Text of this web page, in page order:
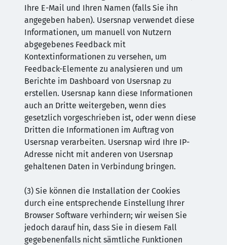
Ihre E-Mail und Ihren Namen (falls Sie ihn
angegeben haben). Usersnap verwendet diese
Informationen, um manuell von Nutzern
abgegebenes Feedback mit
Kontextinformationen zu versehen, um
Feedback-Elemente zu analysieren und um
Berichte im Dashboard von Usersnap zu
erstellen. Usersnap kann diese Informationen
auch an Dritte weitergeben, wenn dies
gesetzlich vorgeschrieben ist, oder wenn diese
Dritten die Informationen im Auftrag von
Usersnap verarbeiten. Usersnap wird Ihre IP-
Adresse nicht mit anderen von Usersnap
gehaltenen Daten in Verbindung bringen.
(3) Sie können die Installation der Cookies
durch eine entsprechende Einstellung Ihrer
Browser Software verhindern; wir weisen Sie
jedoch darauf hin, dass Sie in diesem Fall
gegebenenfalls nicht sämtliche Funktionen